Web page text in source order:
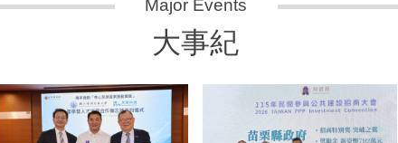
大事紀